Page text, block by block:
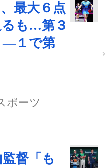
最大６点
も…第３
１で第
ポーツ
監督「も